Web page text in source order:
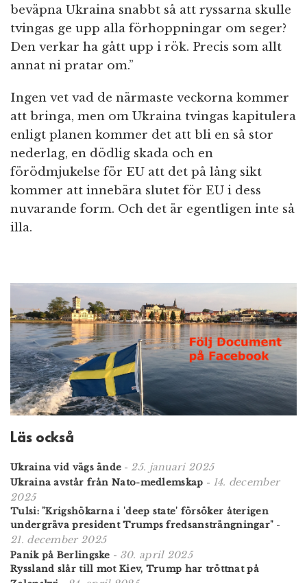
beväpna Ukraina snabbt så att ryssarna skulle
tvingas ge upp alla förhoppningar om seger?
Den verkar ha gått upp i rök. Precis som allt
annat ni pratar om.”
Ingen vet vad de närmaste veckorna kommer
att bringa, men om Ukraina tvingas kapitulera
enligt planen kommer det att bli en så stor
nederlag, en dödlig skada och en
förödmjukelse för EU att det på lång sikt
kommer att innebära slutet för EU i dess
nuvarande form. Och det är egentligen inte så
illa.
Läs också
Ukraina vid vägs ände - 25. januari 2025
Ukraina avstår från Nato-medlemskap - 14. december
2025
Tulsi: "Krigshökarna i 'deep state' försöker återigen
undergräva president Trumps fredsansträngningar" -
21. december 2025
Panik på Berlingske - 30. april 2025
Ryssland slår till mot Kiev, Trump har tröttnat på